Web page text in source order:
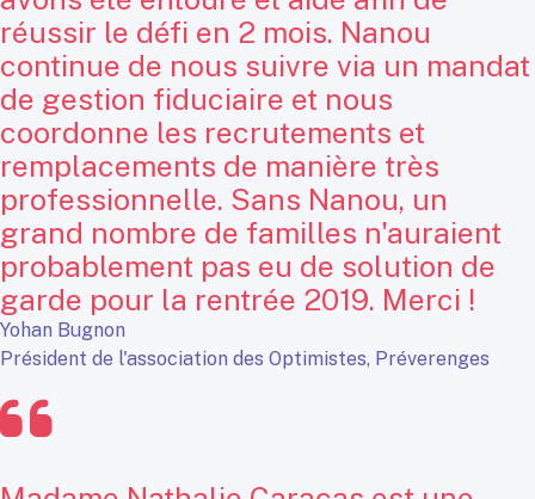
réussir le défi en 2 mois. Nanou
continue de nous suivre via un mandat
de gestion fiduciaire et nous
coordonne les recrutements et
remplacements de manière très
professionnelle. Sans Nanou, un
grand nombre de familles n'auraient
probablement pas eu de solution de
garde pour la rentrée 2019. Merci !
Yohan Bugnon
Président de l'association des Optimistes, Préverenges